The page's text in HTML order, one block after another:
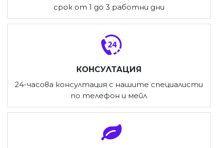
срок от 1 до 3 работни дни
КОНСУЛТАЦИЯ
24-часова консултация с нашите специалисти
по телефон и мейл